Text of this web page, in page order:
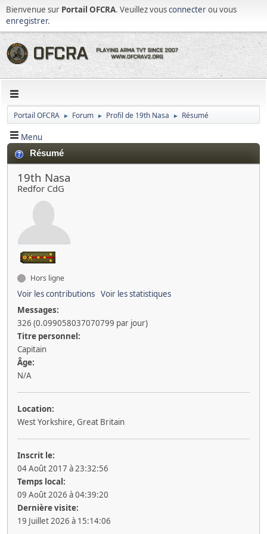
Bienvenue sur Portail OFCRA. Veuillez vousconnecterou vous
enregistrer.
Portail OFCRA ► Forum ► Profil de 19th Nasa ► Résumé
Menu
Résumé
19th Nasa
Redfor CdG
Hors ligne
Voir les contributions Voir les statistiques
Messages:
326 (0.099058037070799 par jour)
Titre personnel:
Capitain
Âge:
N/A
Location:
West Yorkshire, Great Britain
Inscrit le:
04 Août 2017 à 23:32:56
Temps local:
09 Août 2026 à 04:39:20
Dernière visite:
19 Juillet 2026 à 15:14:06